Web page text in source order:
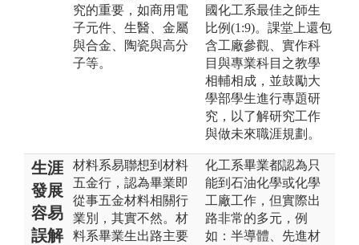
究的重要，如商用電
子元件、生醫、金屬
與合金、陶瓷與高分
子等。
國化工系最佳之師生
比例(1:9)。課堂上還包
含工廠參觀、實作科
目與專業科目之教學
相輔相成，並鼓勵大
學部學生進行專題研
究，以了解研究工作
與做未來職涯規劃。
生涯
發展
容易
誤解
材料系易聯想到材料
五金行，認為畢業即
從事五金材料相關行
業別，其實不然。材
料系畢業生出路主要
化工系畢業都認為只
能到石油化學或化學
工廠工作，但實際出
路非常的多元，例
如：半導體、先進材